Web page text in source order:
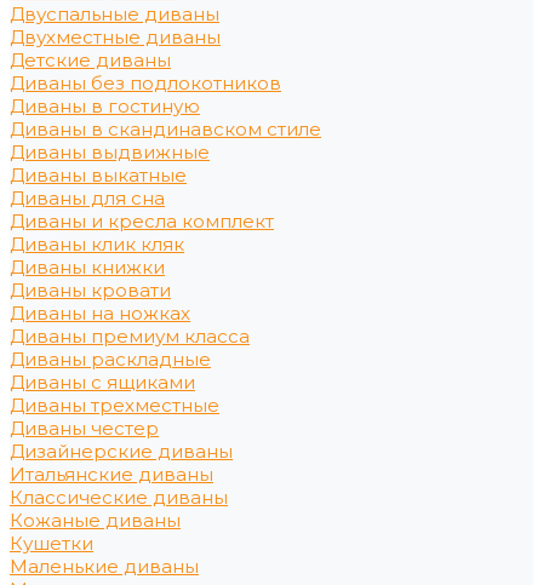
Двуспальные диваны
Двухместные диваны
Детские диваны
Диваны без подлокотников
Диваны в гостиную
Диваны в скандинавском стиле
Диваны выдвижные
Диваны выкатные
Диваны для сна
Диваны и кресла комплект
Диваны клик кляк
Диваны книжки
Диваны кровати
Диваны на ножках
Диваны премиум класса
Диваны раскладные
Диваны с ящиками
Диваны трехместные
Диваны честер
Дизайнерские диваны
Итальянские диваны
Классические диваны
Кожаные диваны
Кушетки
Маленькие диваны